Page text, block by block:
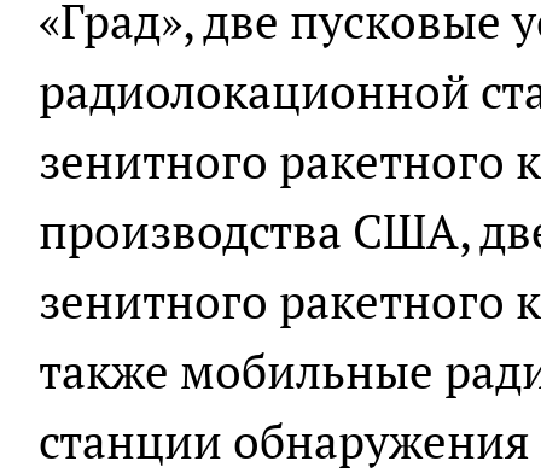
«Град», две пусковые
радиолокационной
зенитного ракетного
производства США,
зенитного ракетного
также мобильные
станции